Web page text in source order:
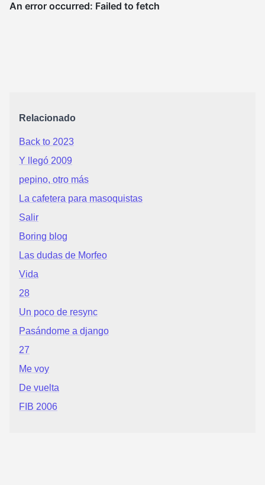
Relacionado
Back to 2023
Y llegó 2009
pepino, otro más
La cafetera para masoquistas
Salir
Boring blog
Las dudas de Morfeo
Vida
28
Un poco de resync
Pasándome a django
27
Me voy
De vuelta
FIB 2006